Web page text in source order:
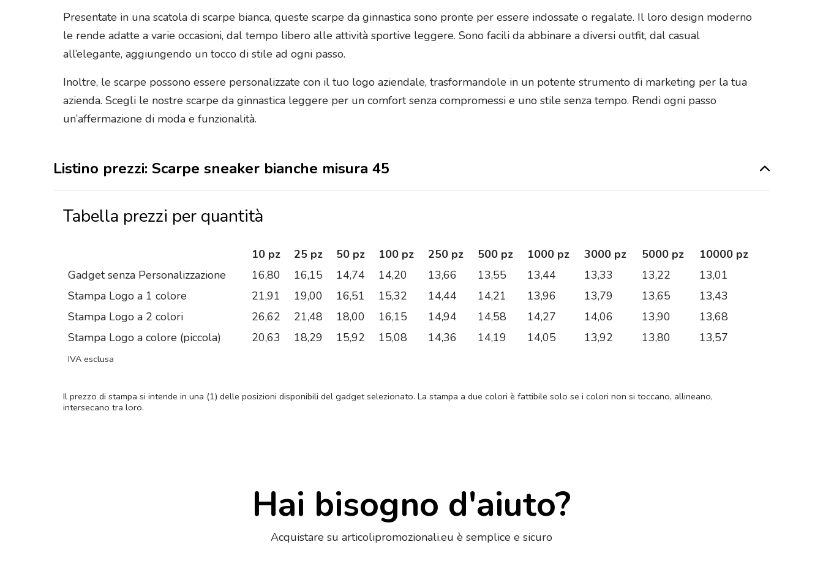
Presentate in una scatola di scarpe bianca, queste scarpe da ginnastica sono pronte per essere indossate o regalate. Il loro design moderno
le rende adatte a varie occasioni, dal tempo libero alle attività sportive leggere. Sono facili da abbinare a diversi outfit, dal casual
all’elegante, aggiungendo un tocco di stile ad ogni passo.
Inoltre, le scarpe possono essere personalizzate con il tuo logo aziendale, trasformandole in un potente strumento di marketing per la tua
azienda. Scegli le nostre scarpe da ginnastica leggere per un comfort senza compromessi e uno stile senza tempo. Rendi ogni passo
un’affermazione di moda e funzionalità.
Listino prezzi: Scarpe sneaker bianche misura 45
Tabella prezzi per quantità
10 pz 25 pz 50 pz 100 pz 250 pz 500 pz 1000 pz 3000 pz 5000 pz
10000 pz
Gadget senza Personalizzazione
16,80 16,15 14,74 14,20 13,66 13,55 13,44 13,33 13,22
13,01
Stampa Logo a 1 colore
21,91 19,00 16,51 15,32 14,44 14,21 13,96 13,79 13,65
13,43
Stampa Logo a 2 colori
26,62 21,48 18,00 16,15 14,94 14,58 14,27 14,06 13,90
13,68
Stampa Logo a colore (piccola)
20,63 18,29 15,92 15,08 14,36 14,19 14,05 13,92 13,80 13,57
IVA esclusa
Il prezzo di stampa si intende in una (1) delle posizioni disponibili del gadget selezionato. La stampa a due colori è fattibile solo se i colori non si toccano, allineano,
intersecano tra loro.
Hai bisogno d'aiuto?
Acquistare su articolipromozionali.eu è semplice e sicuro